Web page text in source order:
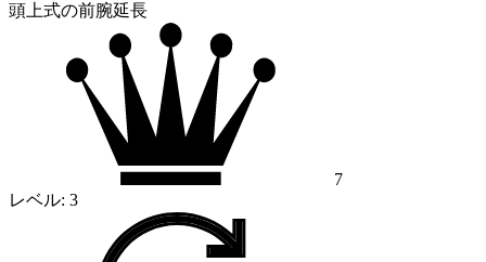
頭上式の前腕延長
7
レベル: 3